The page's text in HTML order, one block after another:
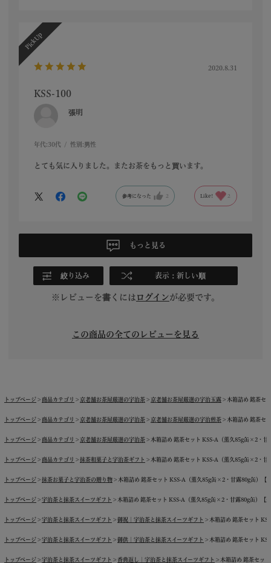
2020.8.31
KSS-100
張明
年代: 30代 性別: 男性
とても気に入りました。またお茶をもっと買います。
参考になった 2 Like! 2
もっと見る
絞り込み 表示：新しい順
※レビューを書くには ログインが必要です。
この商品の全てのレビューを見る
トップページ 商品カテゴリ 京老舗お茶屋厳選の宇治茶 京老舗お茶屋厳選の宇治玉露 木箱詰め 銘茶セ
トップページ 商品カテゴリ 京老舗お茶屋厳選の宇治茶 京老舗お茶屋厳選の宇治煎茶 木箱詰め 銘茶セ
トップページ 商品カテゴリ 京老舗お茶屋厳選の宇治茶 木箱詰め 銘茶セット KSS-A（薫久85g缶×2・
トップページ 商品カテゴリ 抹茶和菓子と宇治茶ギフト 木箱詰め 銘茶セット KSS-A（薫久85g缶×2・
トップページ 抹茶お菓子と宇治茶の贈り物 木箱詰め 銘茶セット KSS-A（薫久85g缶×2・甘露80g缶）【
トップページ 宇治茶と抹茶スイーツギフト 木箱詰め 銘茶セット KSS-A（薫久85g缶×2・甘露80g缶）【
トップページ 宇治茶と抹茶スイーツギフト 御祝｜宇治茶と抹茶スイーツギフト 木箱詰め 銘茶セット
トップページ 宇治茶と抹茶スイーツギフト 御供｜宇治茶と抹茶スイーツギフト 木箱詰め 銘茶セット
トップページ 宇治茶と抹茶スイーツギフト 香典返し｜宇治茶と抹茶スイーツギフト 木箱詰め 銘茶セッ